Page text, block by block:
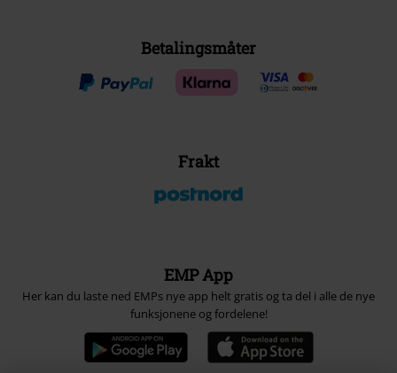
Betalingsmåter
Frakt
EMP App
Her kan du laste ned EMPs nye app helt gratis og ta del i alle de nye
funksjonene og fordelene!